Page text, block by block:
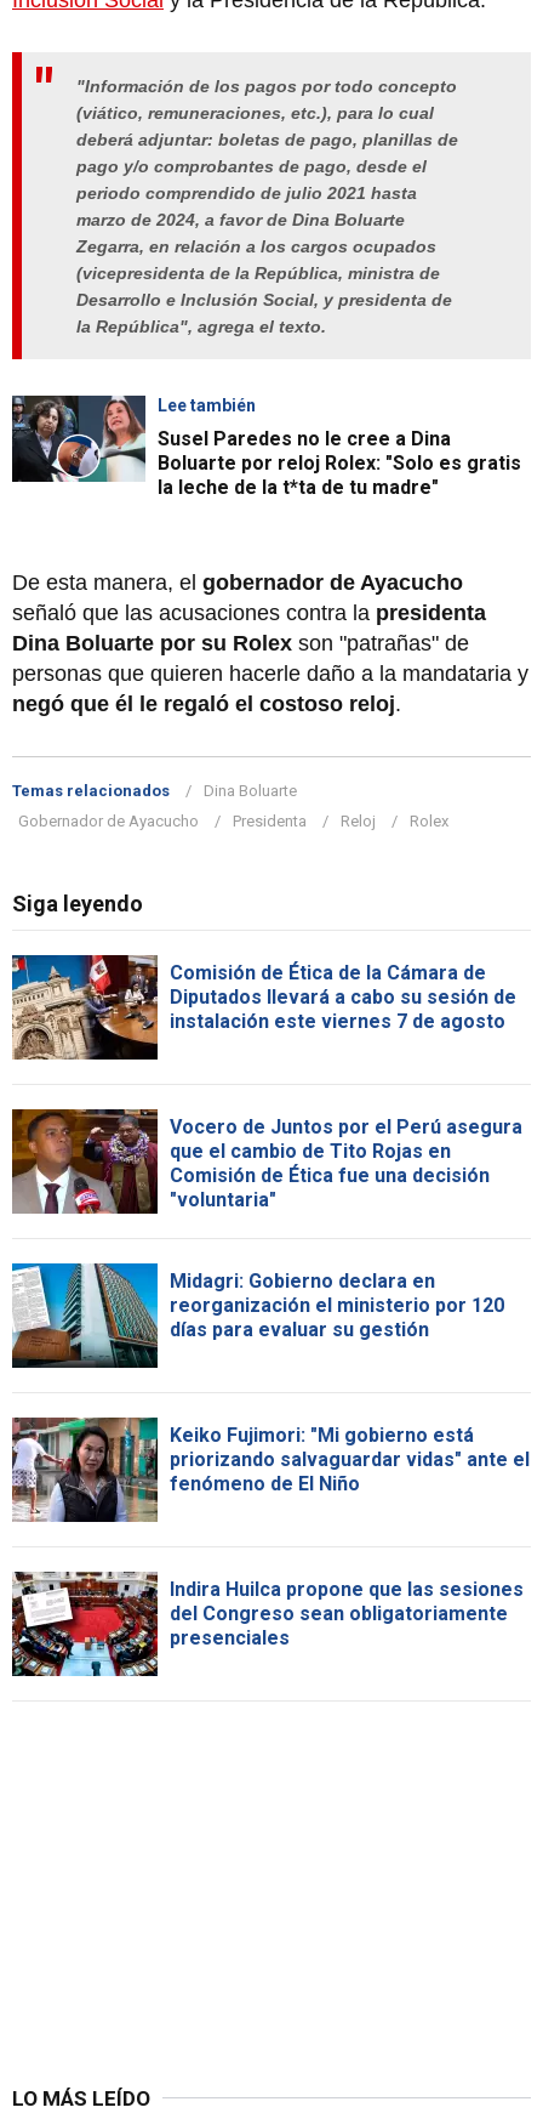
"Información de los pagos por todo concepto
(viático, remuneraciones, etc.), para lo cual
deberá adjuntar: boletas de pago, planillas de
pago y/o comprobantes de pago, desde el
periodo comprendido de julio 2021 hasta
marzo de 2024, a favor de Dina Boluarte
Zegarra, en relación a los cargos ocupados
(vicepresidenta de la República, ministra de
Desarrollo e Inclusión Social, y presidenta de
la República", agrega el texto.
Lee también
Susel Paredes no le cree a Dina
Boluarte por reloj Rolex: "Solo es gratis
la leche de la t*ta de tu madre"
De esta manera, el gobernador de Ayacucho
señaló que las acusaciones contra la presidenta
Dina Boluarte por su Rolex son "patrañas" de
personas que quieren hacerle daño a la mandataria y
negó que él le regaló el costoso reloj.
Temas relacionados
Dina Boluarte
Gobernador de Ayacucho
Presidenta Reloj Rolex
Siga leyendo
Comisión de Ética de la Cámara de
Diputados llevará a cabo su sesión de
instalación este viernes 7 de agosto
Vocero de Juntos por el Perú asegura
que el cambio de Tito Rojas en
Comisión de Ética fue una decisión
"voluntaria"
Midagri: Gobierno declara en
reorganización el ministerio por 120
días para evaluar su gestión
Keiko Fujimori: "Mi gobierno está
priorizando salvaguardar vidas" ante el
fenómeno de El Niño
Indira Huilca propone que las sesiones
del Congreso sean obligatoriamente
presenciales
LO MÁS LEÍDO